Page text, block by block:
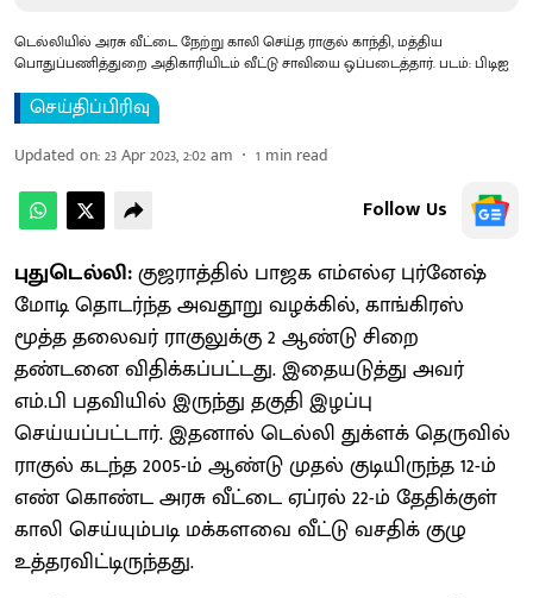
டெல்லியில் அரசு வீட்டை நேற்று காலி செய்த ராகுல் காந்தி, மத்திய
பொதுப்பணித்துறை அதிகாரியிடம் வீட்டு சாவியை ஒப்படைத்தார். படம்: பிடிஐ
செய்திப்பிரிவு
Updated on:23 Apr 2023, 2:02 am 1 min read
Follow Us
புதுடெல்லி:குஜராத்தில் பாஜக எம்எல்ஏ புர்னேஷ்
மோடி தொடர்ந்த அவதூறு வழக்கில், காங்கிரஸ்
மூத்த தலைவர் ராகுலுக்கு 2 ஆண்டு சிறை
தண்டனை விதிக்கப்பட்டது. இதையடுத்து அவர்
எம்.பி பதவியில் இருந்து தகுதி இழப்பு
செய்யப்பட்டார். இதனால் டெல்லி துக்ளக் தெருவில்
ராகுல் கடந்த 2005-ம் ஆண்டு முதல் குடியிருந்த 12-ம்
எண் கொண்ட அரசு வீட்டை ஏப்ரல் 22-ம் தேதிக்குள்
காலி செய்யும்படி மக்களவை வீட்டு வசதிக் குழு
உத்தரவிட்டிருந்தது.